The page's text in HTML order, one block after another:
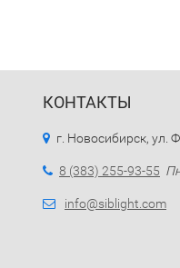
КОНТАКТЫ
г. Новосибирск, ул.
8 (383) 255-93-55
info@siblight.com